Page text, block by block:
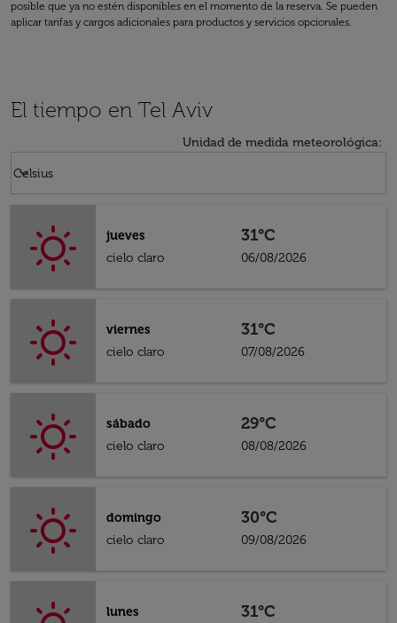
posible que ya no estén disponibles en el momento de la reserva. Se pueden
aplicar tarifas y cargos adicionales para productos y servicios opcionales.
El tiempo en Tel Aviv
Unidad de medida meteorológica:
Celsius
keyboard_arrow_down
jueves
cielo claro
31°C
06/08/2026
viernes
cielo claro
31°C
07/08/2026
sábado
cielo claro
29°C
08/08/2026
domingo
cielo claro
30°C
09/08/2026
lunes
31°C